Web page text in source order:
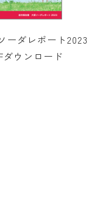
ーダレポート2023
ダウンロード